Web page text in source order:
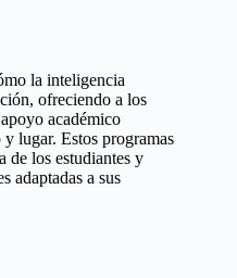
la inteligencia
ofreciendo a los
académico
lugar. Estos programas
de los estudiantes y
adaptadas a sus